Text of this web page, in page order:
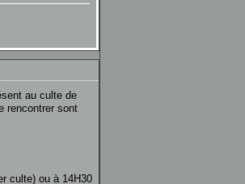
au culte de
rencontrer sont
culte) ou à 14H30